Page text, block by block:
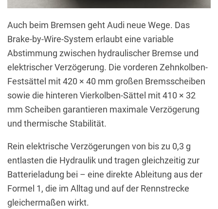
Auch beim Bremsen geht Audi neue Wege. Das
Brake-by-Wire-System erlaubt eine variable
Abstimmung zwischen hydraulischer Bremse und
elektrischer Verzögerung. Die vorderen Zehnkolben-
Festsättel mit 420 × 40 mm großen Bremsscheiben
sowie die hinteren Vierkolben-Sättel mit 410 × 32
mm Scheiben garantieren maximale Verzögerung
und thermische Stabilität.
Rein elektrische Verzögerungen von bis zu 0,3 g
entlasten die Hydraulik und tragen gleichzeitig zur
Batterieladung bei – eine direkte Ableitung aus der
Formel 1, die im Alltag und auf der Rennstrecke
gleichermaßen wirkt.